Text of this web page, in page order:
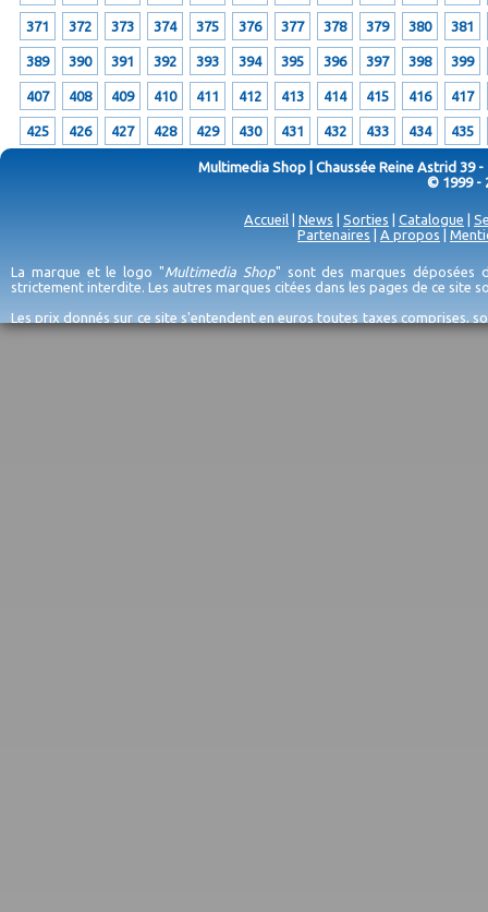
371 372 373 374 375 376 377 378 379 380 381
389 390 391 392 393 394 395 396 397 398 399
407 408 409 410 411 412 413 414 415 416 417
425 426 427 428 429 430 431 432 433 434 435
Multimedia Shop | Chaussée Reine Astrid 39 -
© 1999 -
Accueil News Sorties Catalogue
Partenaires
A propos
La marque et le logo "Multimedia Shop" sont des marques déposées
strictement interdite. Les autres marques citées dans les pages de ce site
Les prix donnés sur ce site s'entendent en euros toutes taxes comprises,
erreurs d'encodage, et sauf épuisement du stock et/ou impossibilité de